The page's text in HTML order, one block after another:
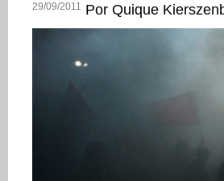
29/09/2011 Por Quique